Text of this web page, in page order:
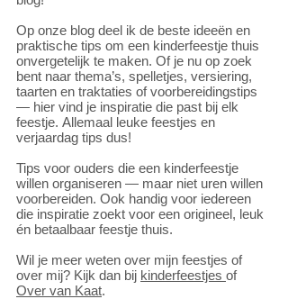
Op onze blog deel ik de beste ideeën en
praktische tips om een kinderfeestje thuis
onvergetelijk te maken. Of je nu op zoek
bent naar thema’s, spelletjes, versiering,
taarten en traktaties of voorbereidingstips
— hier vind je inspiratie die past bij elk
feestje. Allemaal leuke feestjes en
verjaardag tips dus!
Tips voor ouders die een kinderfeestje
willen organiseren — maar niet uren willen
voorbereiden. Ook handig voor iedereen
die inspiratie zoekt voor een origineel, leuk
én betaalbaar feestje thuis.
Wil je meer weten over mijn feestjes of
over mij? Kijk dan bij kinderfeestjes of
Over van Kaat.